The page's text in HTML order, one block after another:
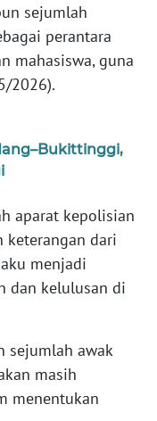
sejumlah
perantara
mahasiswa, guna
2026).
aparat kepolisian
keterangan dari
menjadi
dan kelulusan di
sejumlah awak
masih
menentukan